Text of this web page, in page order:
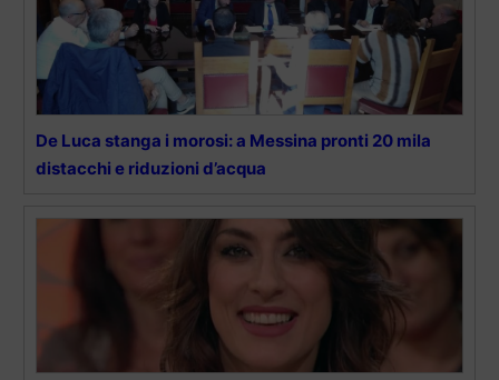
De Luca stanga i morosi: a Messina pronti 20 mila
distacchi e riduzioni d’acqua